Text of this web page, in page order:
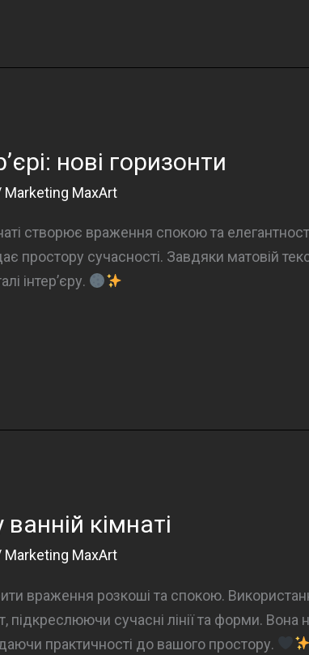
нові горизонти
Marketing MaxArt
створює враження спокою та
простору сучасності. Завдяки матовій
інтер’єру.
кімнаті
Marketing MaxArt
враження розкоші та спокою.
сучасні лінії та форми.
практичності до вашого простору.